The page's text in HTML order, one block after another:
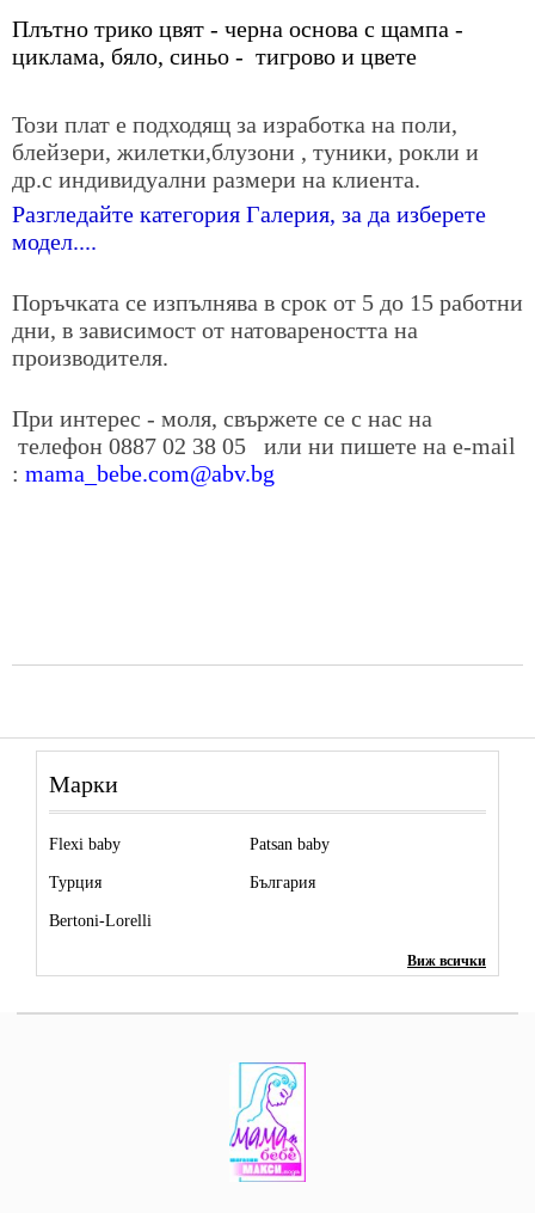
Плътно трико цвят - черна основа с щампа -
циклама, бяло, синьо - тигрово и цвете
Този плат е подходящ за изработка на поли,
блейзери, жилетки,блузони , туники, рокли и
др.с индивидуални размери на клиента.
Разгледайте категория Галерия, за да изберете
модел....
Поръчката се изпълнява в срок от 5 до 15 работни
дни, в зависимост от натовареността на
производителя.
При интерес - моля, свържете се с нас на
телефон 0887 02 38 05
или ни пишете на е-mail
: mama_bebe.com@abv.bg
Марки
Flexi baby Patsan baby
Турция България
Bertoni-Lorelli
Виж всички